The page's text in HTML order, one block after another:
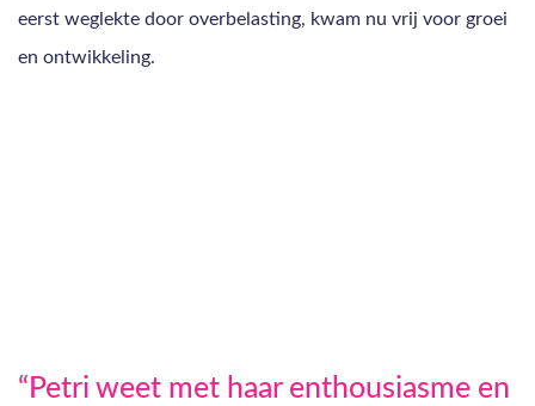
eerst weglekte door overbelasting, kwam nu vrij voor groei
en ontwikkeling.
“Petri weet met haar enthousiasme en